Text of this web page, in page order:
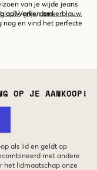
van je wijde jeans
op? Verken ons
nog en vind het perfecte
stijl en smaak past.
blauw,grijs,donkerblauw,
OP JE AANKOOP!
als lid en geldt op
met andere
het lidmaatschap onze